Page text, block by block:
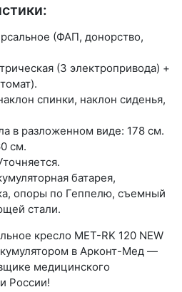
(ФАП, донорство,
(3 электропривода) +
спинки, наклон сиденья,
в разложенном виде: 178 см.
см.
батарея,
опоры по Геппелю, съемный
стали.
кресло МЕТ-RK 120 NEW
в Арконт-Мед —
медицинского
России!